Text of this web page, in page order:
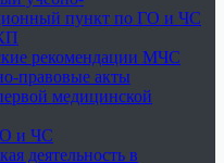
пункт по ГО и ЧС
рекомендации МЧС
правовые акты
медицинской
и ЧС
деятельность в